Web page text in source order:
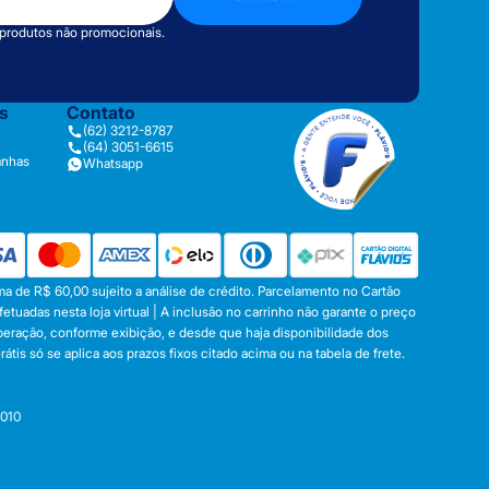
não promocionais.
Contato
(62) 3212-8787
(64) 3051-6615
Whatsapp
de R$ 60,00 sujeito a análise de crédito. Parcelamento no Cartão
nesta loja virtual | A inclusão no carrinho não garante o preço
conforme exibição, e desde que haja disponibilidade dos
só se aplica aos prazos fixos citado acima ou na tabela de frete.